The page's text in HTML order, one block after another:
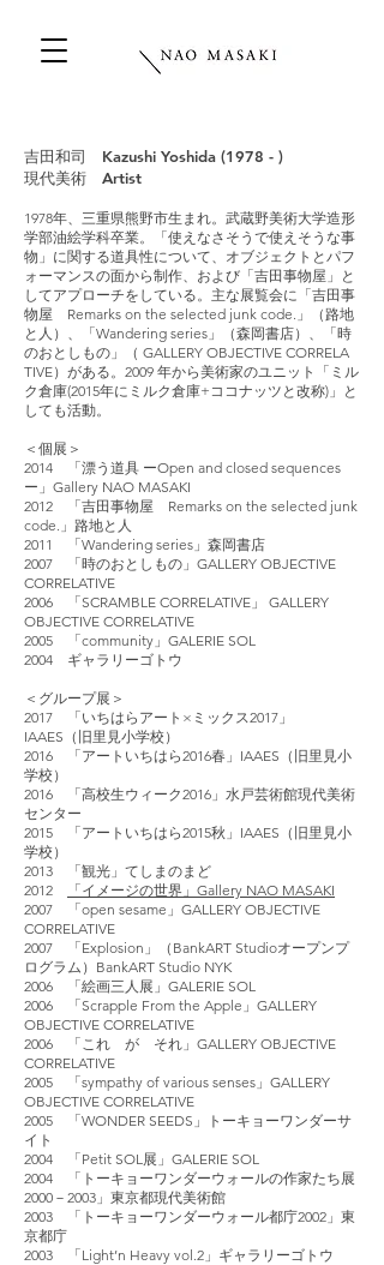
吉田和司 Kazushi Yoshida (1978 - )
現代美術 Artist
1978年、三重県熊野市生まれ。武蔵野美術大学造形
学部油絵学科卒業。「使えなさそうで使えそうな事
物」に関する道具性について、オブジェクトとパフ
ォーマンスの面から制作、および「吉田事物屋」と
してアプローチをしている。主な展覧会に「吉田事
物屋 Remarks on the selected junk code.」（路地
と人）、「Wandering series」（森岡書店）、「時
のおとしもの」（ GALLERY OBJECTIVE CORRELA
TIVE）がある。2009 年から美術家のユニット「ミル
ク倉庫(2015年にミルク倉庫+ココナッツと改称)」と
しても活動。
＜個展＞
2014 「漂う道具 ーOpen and closed sequences
ー」Gallery NAO MASAKI
2012 「吉田事物屋 Remarks on the selected junk
code.」路地と人
2011 「Wandering series」森岡書店
2007 「時のおとしもの」GALLERY OBJECTIVE
CORRELATIVE
2006 「SCRAMBLE CORRELATIVE」 GALLERY
OBJECTIVE CORRELATIVE
2005 「community」GALERIE SOL
2004 ギャラリーゴトウ
＜グループ展＞
2017 「いちはらアート×ミックス2017」
IAAES（旧里見小学校）
2016 「アートいちはら2016春」IAAES（旧里見小
学校）
2016 「高校生ウィーク2016」水戸芸術館現代美術
センター
2015 「アートいちはら2015秋」IAAES（旧里見小
学校）
2013 「観光」てしまのまど
2012
「イメージの世界」Gallery NAO MASAKI
2007 「open sesame」GALLERY OBJECTIVE
CORRELATIVE
2007 「Explosion」（BankART Studioオープンプ
ログラム）BankART Studio NYK
2006 「絵画三人展」GALERIE SOL
2006 「Scrapple From the Apple」GALLERY
OBJECTIVE CORRELATIVE
2006 「これ が それ」GALLERY OBJECTIVE
CORRELATIVE
2005 「sympathy of various senses」GALLERY
OBJECTIVE CORRELATIVE
2005 「WONDER SEEDS」トーキョーワンダーサ
イト
2004 「Petit SOL展」GALERIE SOL
2004 「トーキョーワンダーウォールの作家たち展
2000－2003」東京都現代美術館
2003 「トーキョーワンダーウォール都庁2002」東
京都庁
2003 「Light’n Heavy vol.2」ギャラリーゴトウ